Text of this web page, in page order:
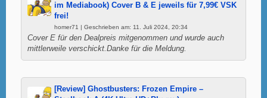
im Mediabook) Cover B & E jeweils für 7,99€ VSK
frei!
homer71 | Geschrieben am: 11. Juli 2024, 20:34
Cover E für den Dealpreis mitgenommen und wurde auch
mittlerweile verschickt.Danke für die Meldung.
[Review] Ghostbusters: Frozen Empire –